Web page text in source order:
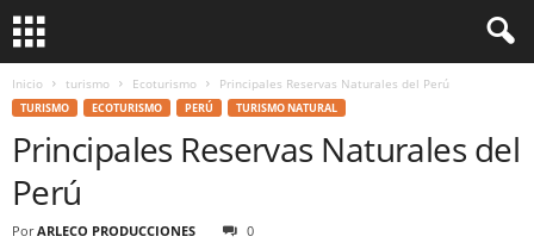
Inicio turismo Ecoturismo Principales Reservas Naturales del Perú
TURISMO ECOTURISMO PERÚ TURISMO NATURAL
Principales Reservas Naturales del
Perú
Por ARLECO PRODUCCIONES 0